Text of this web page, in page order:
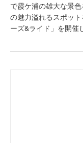
で霞ケ浦の雄大な景
の魅力溢れるスポッ
ーズ&ライド」を開催